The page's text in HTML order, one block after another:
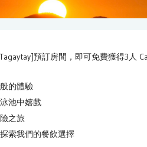
預訂房間，即可免費獲得3人
的體驗
池中嬉戲
之旅
索我們的餐飲選擇